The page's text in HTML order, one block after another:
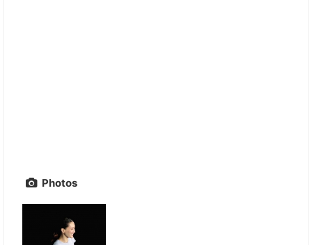
Photos